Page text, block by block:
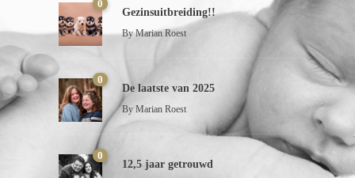
0
Gezinsuitbreiding!!
ByMarian Roest
0
De laatste van 2025
By Marian Roest
0
12,5 jaar getrouwd